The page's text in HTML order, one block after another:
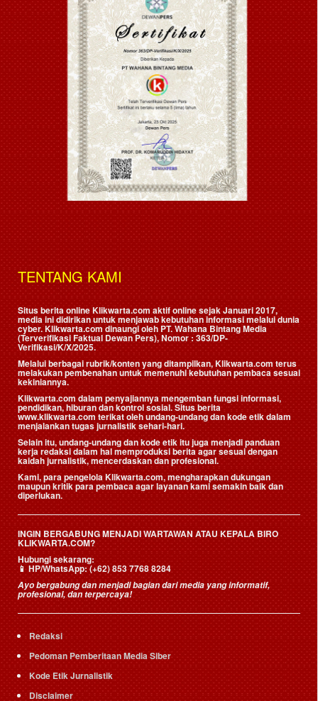
TENTANG KAMI
Situs berita online Klikwarta.com aktif online sejak Januari 2017,
media ini didirikan untuk menjawab kebutuhan informasi melalui dunia
cyber. Klikwarta.com dinaungi oleh PT. Wahana Bintang Media
(Terverifikasi Faktual Dewan Pers), Nomor : 363/DP-
Verifikasi/K/X/2025.
Melalui berbagai rubrik/konten yang ditampilkan, Klikwarta.com terus
melakukan pembenahan untuk memenuhi kebutuhan pembaca sesuai
kekiniannya.
Klikwarta.com dalam penyajiannya mengemban fungsi informasi,
pendidikan, hiburan dan kontrol sosial. Situs berita
www.klikwarta.com terikat oleh undang-undang dan kode etik dalam
menjalankan tugas jurnalistik sehari-hari.
Selain itu, undang-undang dan kode etik itu juga menjadi panduan
kerja redaksi dalam hal memproduksi berita agar sesuai dengan
kaidah jurnalistik, mencerdaskan dan profesional.
Kami, para pengelola Klikwarta.com, mengharapkan dukungan
maupun kritik para pembaca agar layanan kami semakin baik dan
diperlukan.
INGIN BERGABUNG MENJADI WARTAWAN ATAU KEPALA BIRO
KLIKWARTA.COM?
Hubungi sekarang:
📱HP/WhatsApp:(+62) 853 7768 8284
Ayo bergabung dan menjadi bagian dari media yang informatif,
profesional, dan terpercaya!
Redaksi
Pedoman Pemberitaan Media Siber
Kode Etik Jurnalistik
Disclaimer